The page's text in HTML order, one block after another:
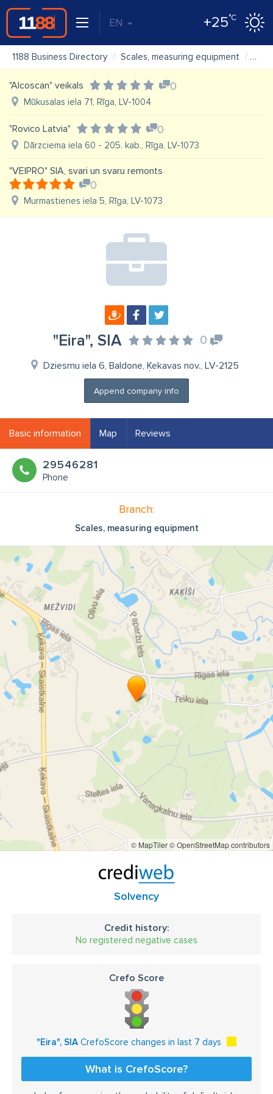
EN +25°C
1188 Business Directory Scales, measuring equipment
"Alcoscan" veikals 0
Mūkusalas iela 71, Rīga, LV-1004
"Rovico Latvia" 0
Dārzciema iela 60 - 205. kab., Rīga, LV-1073
"VEIPRO" SIA, svari un svaru remonts
0
Murmastienes iela 5, Rīga, LV-1073
"Eira", SIA 0
Dziesmu iela 6, Baldone, Ķekavas nov., LV-2125
Append company info
Basic information Map Reviews
29546281
Phone
Branch:
Scales, measuring equipment
© MapTiler© OpenStreetMap contributors
Solvency
Credit history:
No registered negative cases
Crefo Score
"Eira", SIA CrefoScore changes in last 7 days
What is CrefoScore?